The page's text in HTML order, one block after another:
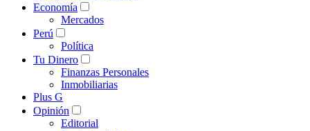
Economía
Mercados
Perú
Política
Tu Dinero
Finanzas Personales
Inmobiliarias
Plus G
Opinión
Editorial